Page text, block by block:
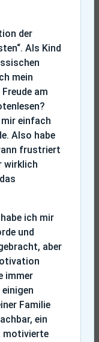
der
Als Kind
mein
am
einfach
Also habe
frustriert
wirklich
ich mir
und
aber
immer
einigen
Familie
ein
motivierte